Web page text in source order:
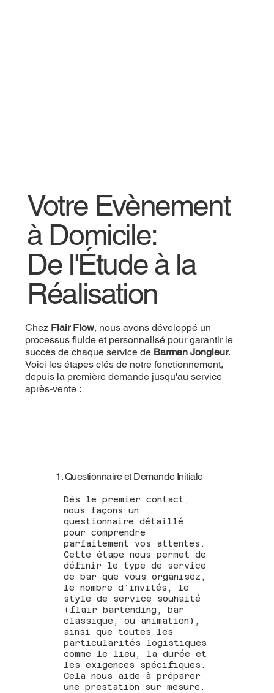
Votre Evènement
à Domicile:
De l'Étude à la
Réalisation
Chez Flair Flow, nous avons développé un
processus fluide et personnalisé pour garantir le
succès de chaque service de Barman Jongleur.
Voici les étapes clés de notre fonctionnement,
depuis la première demande jusqu'au service
après-vente :
1. Questionnaire et Demande Initiale
Dès le premier contact,
nous façons un
questionnaire détaillé
pour comprendre
parfaitement vos attentes.
Cette étape nous permet de
définir le type de service
de bar que vous organisez,
le nombre d’invités, le
style de service souhaité
(flair bartending, bar
classique, ou animation),
ainsi que toutes les
particularités logistiques
comme le lieu, la durée et
les exigences spécifiques.
Cela nous aide à préparer
une prestation sur mesure.